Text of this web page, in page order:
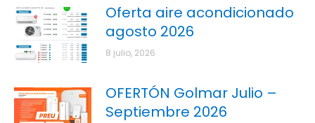
Oferta aire acondicionado
agosto 2026
8 julio, 2026
OFERTÓN Golmar Julio –
Septiembre 2026